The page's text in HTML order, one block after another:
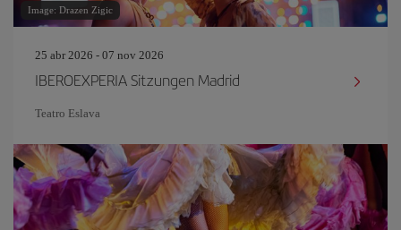
Image: Drazen Zigic
25 abr 2026 - 07 nov 2026
IBEROEXPERIA Sitzungen Madrid
Teatro Eslava